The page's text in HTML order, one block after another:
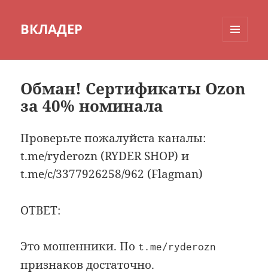
ВКЛАДЕР
Обман! Сертификаты Ozon
за 40% номинала
Проверьте пожалуйста каналы:
t.me/ryderozn (RYDER SHOP) и
t.me/c/3377926258/962 (Flagman)
ОТВЕТ:
Это мошенники. По t.me/ryderozn
признаков достаточно.